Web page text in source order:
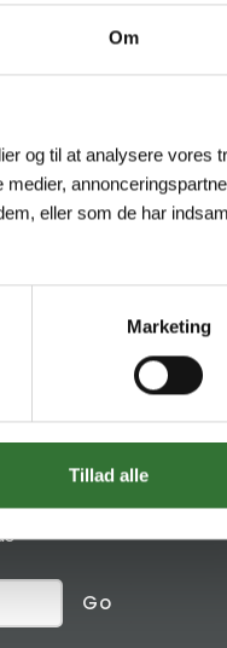
Om
og til at analysere vores
eller som de har
Marketing
Tillad alle
receive
Go